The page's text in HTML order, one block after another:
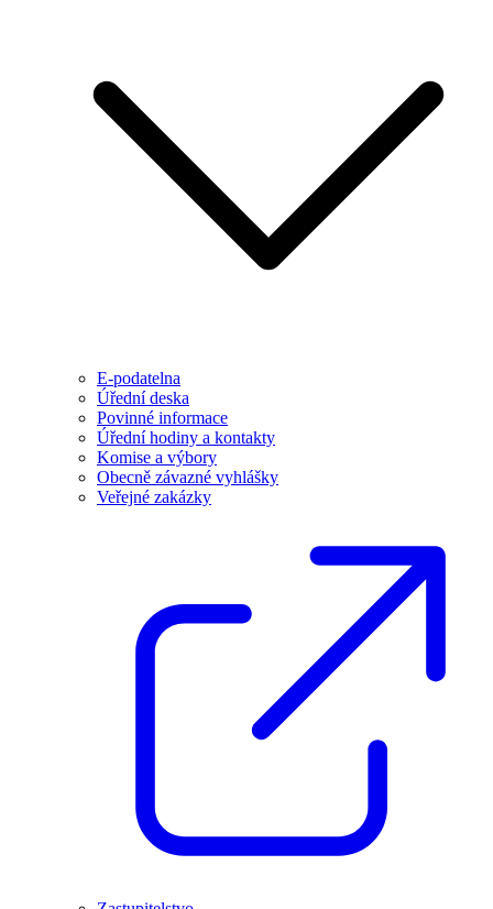
E-podatelna
Úřední deska
Povinné informace
Úřední hodiny a kontakty
Komise a výbory
Obecně závazné vyhlášky
Veřejné zakázky